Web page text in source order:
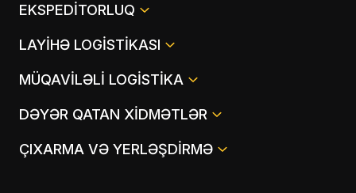
EKSPEDITORLUQ
LAYIHƏ LOGISTIKASI
MÜQAVILƏLI LOGISTIKA
DƏYƏR QATAN XIDMƏTLƏR
ÇIXARMA VƏ YERLƏŞDIRMƏ